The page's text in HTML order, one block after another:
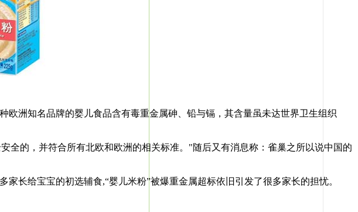
洲知名品牌的婴儿食品含有毒重金属砷、铅与镉，其含量虽未达世界卫生组织
的，并符合所有北欧和欧洲的相关标准。"随后又有消息称：雀巢之所以说中国的
给宝宝的初选辅食,“婴儿米粉”被爆重金属超标依旧引发了很多家长的担忧。